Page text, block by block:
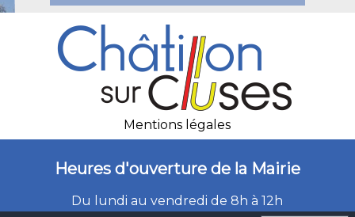
Mentions légales
Heures d'ouverture de la Mairie
Du lundi au vendredi de 8h à 12h